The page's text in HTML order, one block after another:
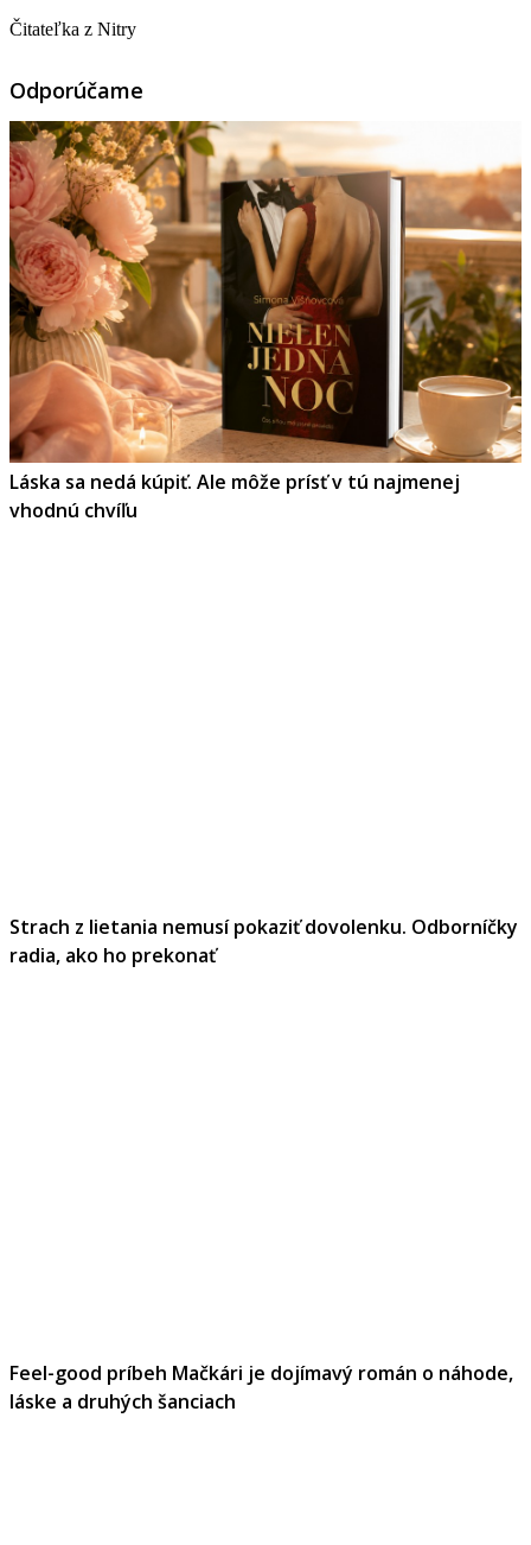
Čitateľka z Nitry
Odporúčame
Láska sa nedá kúpiť. Ale môže prísť v tú najmenej
vhodnú chvíľu
Strach z lietania nemusí pokaziť dovolenku. Odborníčky
radia, ako ho prekonať
Feel-good príbeh Mačkári je dojímavý román o náhode,
láske a druhých šanciach